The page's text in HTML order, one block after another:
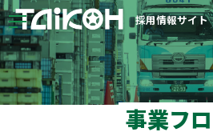
採用情報サイト
会社・仕事を知る
1分で知る大興運輸
事業フロー
自動車部品物流のお仕事が初めての方
事務職（総合職・一般職）事業フ